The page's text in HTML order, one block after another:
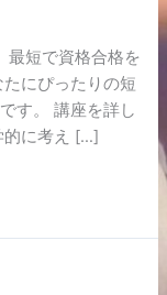
最短で資格合格を
にぴったりの短
す。 講座を詳し
的に考え […]